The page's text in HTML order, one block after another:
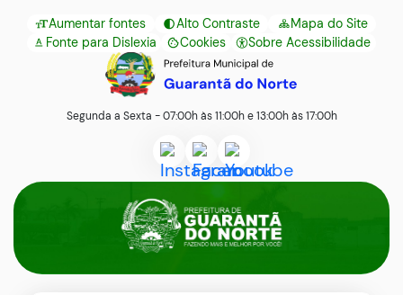
Seção
de
para
[alt+1]
Ir
Aumentar fontes Alto Contraste
Mapa do Site
Fonte para Dislexia
Cookies
Abrir
preferências
de
Sobre Acessibilidade
menuSegunda a Sexta - 07:00h às 11:00h e 13:00h às 17:00h
Acessar
Rede
Social
Instagram
Acessar
Rede
Social
Facebook
Acessar
Rede
Social
Youtube
Seção
Primeiro Banner